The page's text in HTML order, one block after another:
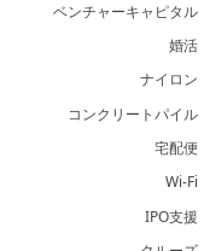
IPO支援
Wi-Fi
宅配便
コンクリートパイル
ナイロン
婚活
ベンチャーキャピタル